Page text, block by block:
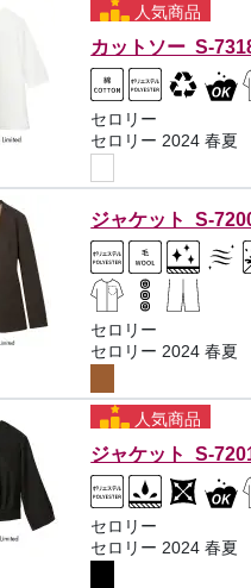
人気商品
カットソー S-
セロリー
セロリー 2024 春夏
ジャケット S-
セロリー
セロリー 2024 春夏
人気商品
ジャケット S-
セロリー
セロリー 2024 春夏